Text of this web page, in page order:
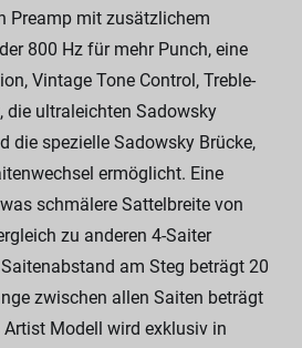
Preamp mit zusätzlichem
800 Hz für mehr Punch, eine
Vintage Tone Control, Treble-
die ultraleichten Sadowsky
die spezielle Sadowsky Brücke,
ermöglicht. Eine
schmälere Sattelbreite von
zu anderen 4-Saiter
am Steg beträgt 20
zwischen allen Saiten beträgt
Modell wird exklusiv in